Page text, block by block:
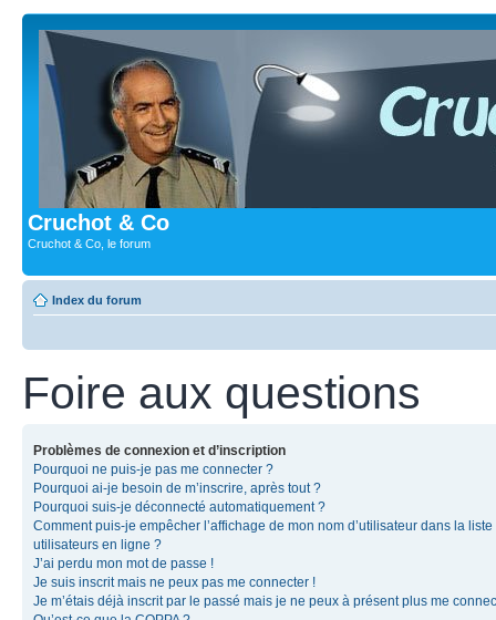
Cruchot & Co
Cruchot & Co, le forum
Index du forum
Foire aux questions
Problèmes de connexion et d’inscription
Pourquoi ne puis-je pas me connecter ?
Pourquoi ai-je besoin de m’inscrire, après tout ?
Pourquoi suis-je déconnecté automatiquement ?
Comment puis-je empêcher l’affichage de mon nom d’utilisateur dans la liste
utilisateurs en ligne ?
J’ai perdu mon mot de passe !
Je suis inscrit mais ne peux pas me connecter !
Je m’étais déjà inscrit par le passé mais je ne peux à présent plus me